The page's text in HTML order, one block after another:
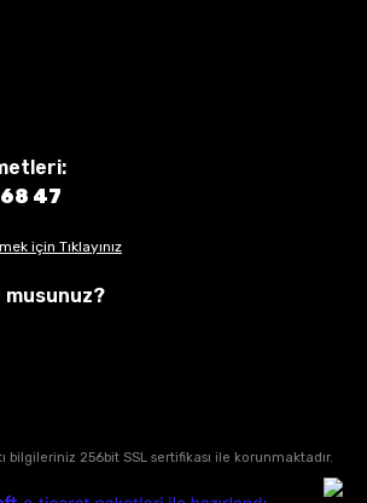
47
için Tıklayınız
musunuz?
bilgileriniz 256bit SSL sertifikası ile korunmaktadır.